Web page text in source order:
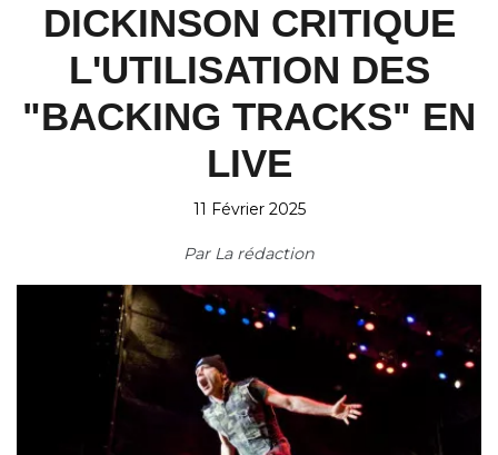
DICKINSON CRITIQUE
L'UTILISATION DES
"BACKING TRACKS" EN
LIVE
11 Février 2025
Par La rédaction